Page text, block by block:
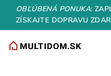
Prejsť
obsah
OBĽÚBENÁ PONUKA:
ZÍSKAJTE DOPRAVU